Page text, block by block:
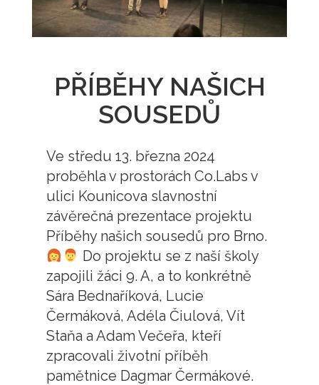
PŘÍBĚHY NAŠICH
SOUSEDŮ
Ve středu 13. března 2024
proběhla v prostorách Co.Labs v
ulici Kounicova slavnostní
závěrečná prezentace projektu
Příběhy našich sousedů pro Brno.
Do projektu se z naší školy
zapojili žáci 9. A, a to konkrétně
Sára Bednaříková, Lucie
Čermáková, Adéla Čiulová, Vít
Staňa a Adam Večeřa, kteří
zpracovali životní příběh
pamětnice Dagmar Čermákové.